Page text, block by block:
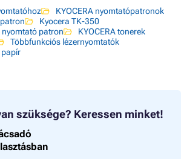
KYOCERA nyomtatópatronok
Kyocera TK-350
nyomtató patron
KYOCERA tonerek
Többfunkciós lézernyomtatók
papír
szüksége? Keressen minket!